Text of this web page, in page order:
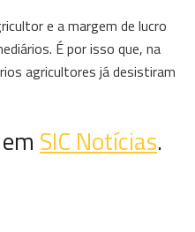
e a margem de lucro
É por isso que, na
agricultores já desistiram
SIC Notícias.